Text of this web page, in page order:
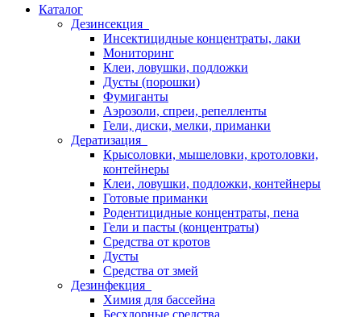
Каталог
Дезинсекция
Инсектицидные концентраты, лаки
Мониторинг
Клеи, ловушки, подложки
Дусты (порошки)
Фумиганты
Аэрозоли, спреи, репелленты
Гели, диски, мелки, приманки
Дератизация
Крысоловки, мышеловки, кротоловки,
контейнеры
Клеи, ловушки, подложки, контейнеры
Готовые приманки
Родентицидные концентраты, пена
Гели и пасты (концентраты)
Средства от кротов
Дусты
Средства от змей
Дезинфекция
Химия для бассейна
Бесхлорные средства